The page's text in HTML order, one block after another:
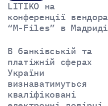
LITIKO на
конференції вендора
“M-Files” в Мадриді
В банківській та
платіжній сферах
України
визнаватимуться
кваліфіковані